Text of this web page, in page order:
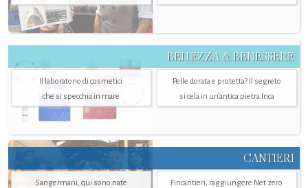
BELLEZZA & BENESSERE
Il laboratorio di cosmetici
che si specchia in mare
Pelle dorata e protetta? Il segreto
si cela in un’antica pietra Inca
CANTIERI
Sangermani, qui sono nate
Fincantieri, raggiungere Net zero